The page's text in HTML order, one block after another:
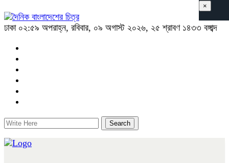
ঢাকা ০২:৫৯ অপরাহ্ন, রবিবার, ০৯ অগাস্ট ২০২৬, ২৫ শ্রাবণ ১৪৩৩ বঙ্গাব্দ
×